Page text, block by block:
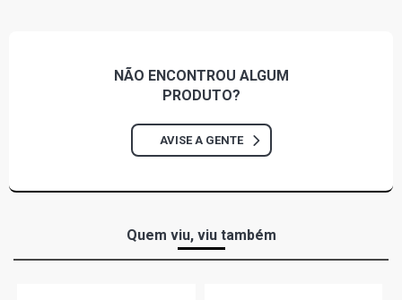
NÃO ENCONTROU ALGUM
PRODUTO?
AVISE A GENTE
Quem viu, viu também